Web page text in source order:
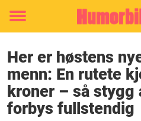
Toggle
Her er høstens
menn: En rutete
kroner – så stygg
forbys fullstendig